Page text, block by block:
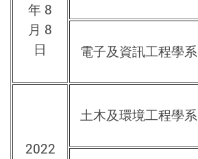
年 8
月 8
日
電子及資訊工程學系
2022
土木及環境工程學系